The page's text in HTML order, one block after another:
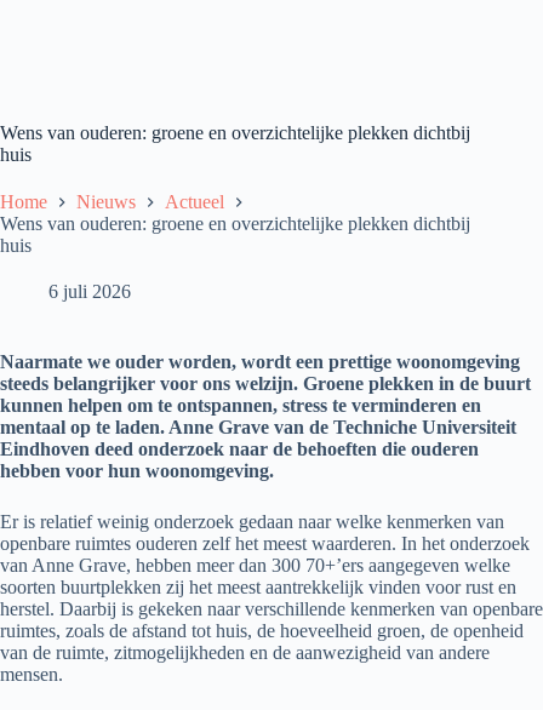
Wens van ouderen: groene en overzichtelijke plekken dichtbij
huis
Home Nieuws
Actueel
Wens van ouderen: groene en overzichtelijke plekken dichtbij
huis
6 juli 2026
Naarmate we ouder worden, wordt een prettige woonomgeving
steeds belangrijker voor ons welzijn. Groene plekken in de buurt
kunnen helpen om te ontspannen, stress te verminderen en
mentaal op te laden. Anne Grave van de Techniche Universiteit
Eindhoven deed onderzoek naar de behoeften die ouderen
hebben voor hun woonomgeving.
Er is relatief weinig onderzoek gedaan naar welke kenmerken van
openbare ruimtes ouderen zelf het meest waarderen. In het onderzoek
van Anne Grave, hebben meer dan 300 70+’ers aangegeven welke
soorten buurtplekken zij het meest aantrekkelijk vinden voor rust en
herstel. Daarbij is gekeken naar verschillende kenmerken van openbare
ruimtes, zoals de afstand tot huis, de hoeveelheid groen, de openheid
van de ruimte, zitmogelijkheden en de aanwezigheid van andere
mensen.